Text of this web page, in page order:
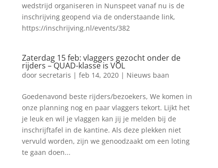
wedstrijd organiseren in Nunspeet vanaf nu is de
inschrijving geopend via de onderstaande link,
https://inschrijving.nl/events/382
Zaterdag 15 feb: vlaggers gezocht onder de
rijders – QUAD-klasse is VOL
door secretaris | feb 14, 2020| Nieuws baan
Goedenavond beste rijders/bezoekers, We komen in
onze planning nog en paar vlaggers tekort. Lijkt het
je leuk en wil je vlaggen kan jij je melden bij de
inschrijftafel in de kantine. Als deze plekken niet
vervuld worden, zijn we genoodzaakt om een loting
te gaan doen...